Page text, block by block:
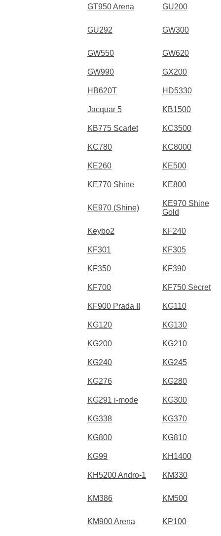
GT950 Arena GU200
GU292 GW300
GW550 GW620
GW990 GX200
HB620T HD5330
Jacquar 5 KB1500
KB775 Scarlet KC3500
KC780 KC8000
KE260 KE500
KE770 Shine KE800
KE970 (Shine)
KE970 Shine
Gold
Keybo2 KF240
KF301 KF305
KF350 KF390
KF700 KF750 Secret
KF900 Prada II KG110
KG120 KG130
KG200 KG210
KG240 KG245
KG276 KG280
KG291 i-mode KG300
KG338 KG370
KG800 KG810
KG99 KH1400
KH5200 Andro-1 KM330
KM386 KM500
KM900 Arena KP100